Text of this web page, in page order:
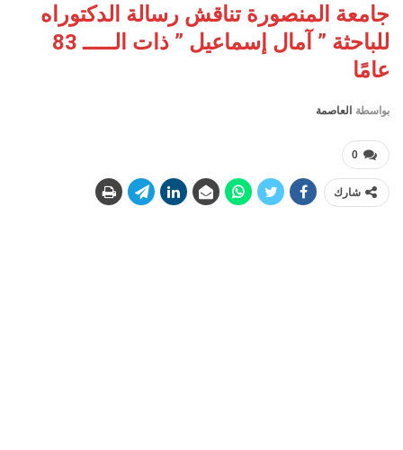
جامعة المنصورة تناقش رسالة الدكتوراه
للباحثة ” آمال إسماعيل ” ذات الـــــ 83
عامًا
بواسطة العاصمة
0
شارك